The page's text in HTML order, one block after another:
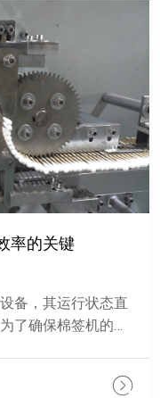
率的关键
备，其运行状态直
了确保棉签机的持